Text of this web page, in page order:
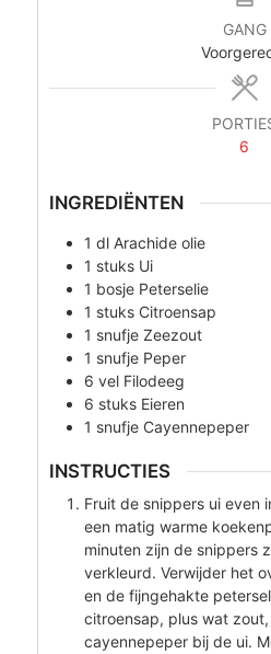
GANG
6
INGREDIËNTEN
1 dl Arachide olie
1 stuks Ui
1 bosje Peterselie
1 stuks Citroensap
1 snufje Zeezout
1 snufje Peper
6 vel Filodeeg
6 stuks Eieren
1 snufje Cayennepeper
INSTRUCTIES
Fruit de snippers ui even
een matig warme
minuten zijn de snippers
verkleurd. Verwijder het
en de fijngehakte
citroensap, plus wat
cayennepeper bij de ui.